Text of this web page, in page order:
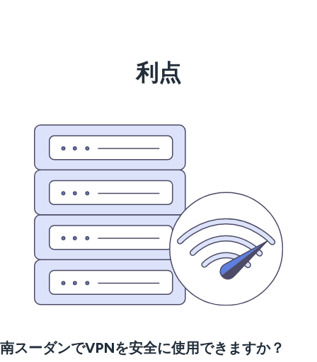
利点
南スーダンでVPNを安全に使用できますか？